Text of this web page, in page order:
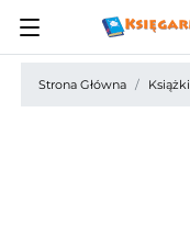
Strona Główna Książki